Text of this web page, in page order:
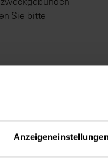
Sie bitte
Zwecken